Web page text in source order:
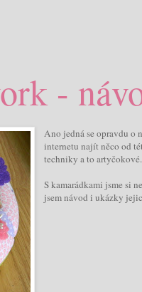
-
Ano jedná se opravdu o
internetu najít něco od
techniky a to artyčokové.
S kamarádkami jsme si
jsem návod i ukázky